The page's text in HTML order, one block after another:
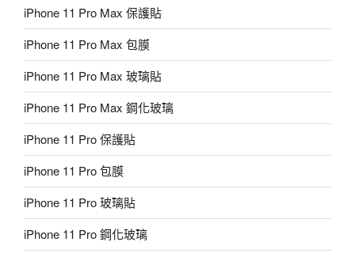
iPhone 11 Pro Max 保護貼
iPhone 11 Pro Max 包膜
iPhone 11 Pro Max 玻璃貼
iPhone 11 Pro Max 鋼化玻璃
iPhone 11 Pro 保護貼
iPhone 11 Pro 包膜
iPhone 11 Pro 玻璃貼
iPhone 11 Pro 鋼化玻璃